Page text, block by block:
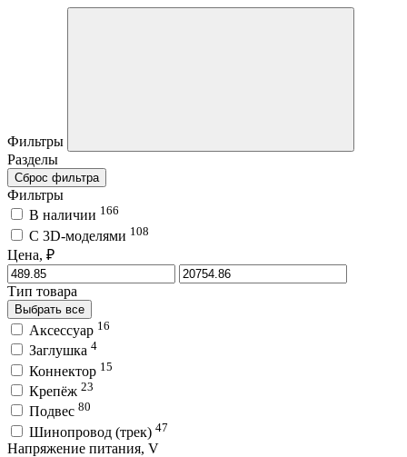
Фильтры
Разделы
Сброс фильтра
Фильтры
В наличии 166
C 3D-моделями 108
Цена, ₽
Тип товара
Выбрать все
Аксессуар 16
Заглушка 4
Коннектор 15
Крепёж 23
Подвес 80
Шинопровод (трек) 47
Напряжение питания, V